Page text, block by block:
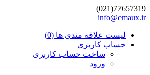
77657319(021)
info@emaux.ir
لیست علاقه مندی ها (0)
حساب کاربری
ساخت حساب کاربری
ورود